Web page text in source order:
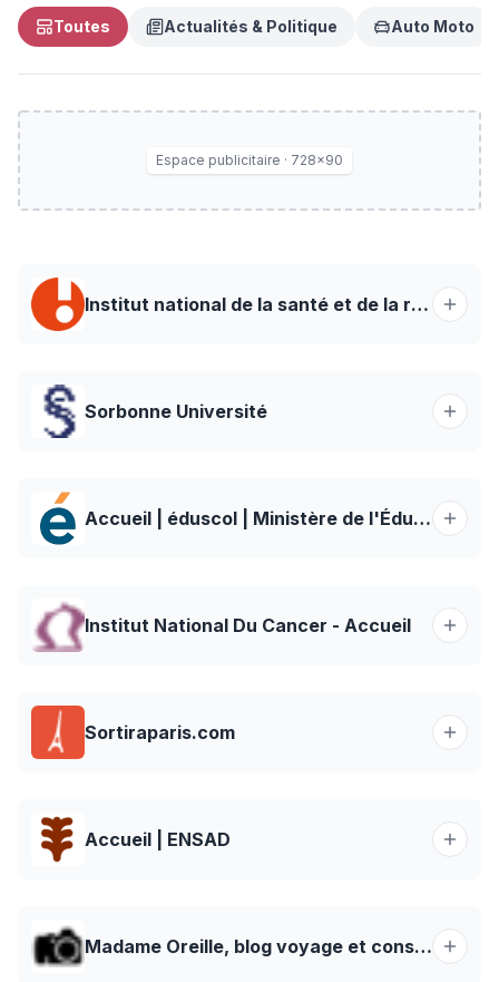
Toutes Actualités & Politique Auto Moto
Espace publicitaire · 728×90
Institut national de la santé et de la recherche médicale · Inserm, La science pour la santé
Sorbonne Université
Accueil | éduscol | Ministère de l'Éducation nationale
Institut National Du Cancer - Accueil
Sortiraparis.com
Accueil | ENSAD
Madame Oreille, blog voyage et conseils photos